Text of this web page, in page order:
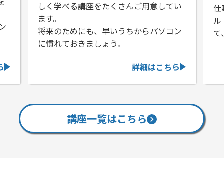
仕事で必須とも言えるワード・エクセ
ル・パワーポイント等の使い方を習得し
て、実践力アップを目指します。
詳細はこちら
す
講座一覧はこちら